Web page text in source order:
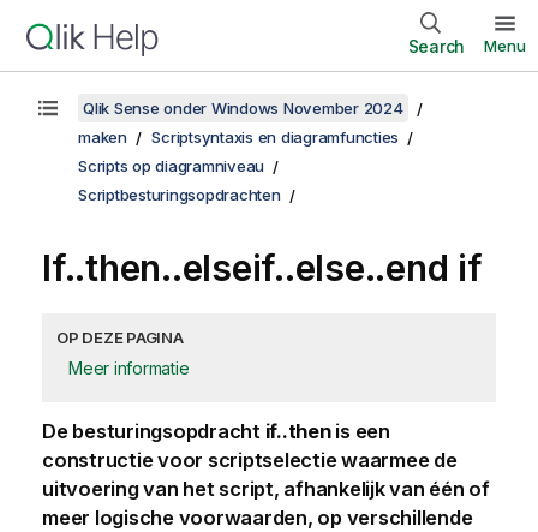
Search Menu
Qlik Sense onder Windows November 2024
maken
Scriptsyntaxis en diagramfuncties
Scripts op diagramniveau
Scriptbesturingsopdrachten
If..then..elseif..else..end if
OP DEZE PAGINA
Meer informatie
De besturingsopdracht if..thenis een
constructie voor scriptselectie waarmee de
uitvoering van het script, afhankelijk van één of
meer logische voorwaarden, op verschillende